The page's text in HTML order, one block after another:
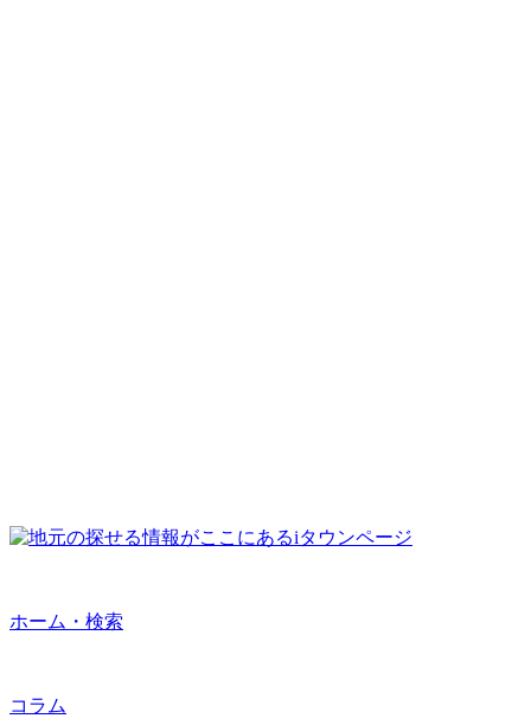
ホーム・検索
コラム